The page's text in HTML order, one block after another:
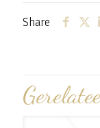
Share